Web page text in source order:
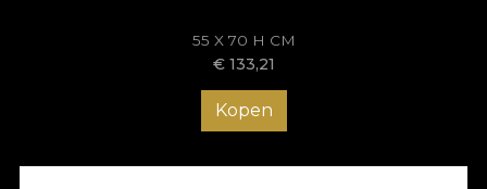
55 X 70 H CM
€ 133,21
Kopen